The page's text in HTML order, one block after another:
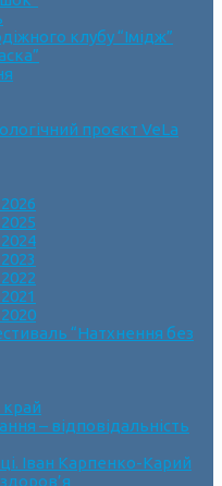
клубу “Імідж”
проєкт VeLa
“Натхнення без
край
– відповідальність
Іван Карпенко-Карий